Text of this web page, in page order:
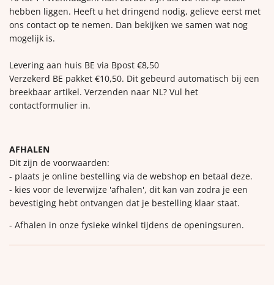
hebben liggen. Heeft u het dringend nodig, gelieve eerst met
ons contact op te nemen. Dan bekijken we samen wat nog
mogelijk is.
Levering aan huis BE via Bpost €8,50
Verzekerd BE pakket €10,50. Dit gebeurd automatisch bij een
breekbaar artikel. Verzenden naar NL? Vul het
contactformulier in.
AFHALEN
Dit zijn de voorwaarden:
- plaats je online bestelling via de webshop en betaal deze.
- kies voor de leverwijze 'afhalen', dit kan van zodra je een
bevestiging hebt ontvangen dat je bestelling klaar staat.
- Afhalen in onze fysieke winkel tijdens de openingsuren.